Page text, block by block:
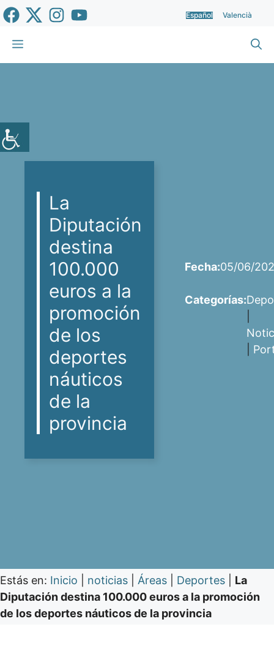
Saltar
al
contenido
Español Valencià
Menú
La
Diputación
destina
100.000
euros a la
promoción
de los
deportes
náuticos
de la
provincia
Fecha:05/06/
Categorías:
Estás en: Inicio noticias Áreas Deportes
La
Diputación destina 100.000 euros a la promoción
de los deportes náuticos de la provincia